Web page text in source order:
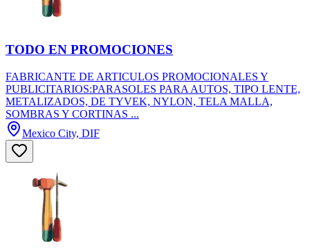
TODO EN PROMOCIONES
FABRICANTE DE ARTICULOS PROMOCIONALES Y
PUBLICITARIOS:PARASOLES PARA AUTOS, TIPO LENTE,
METALIZADOS, DE TYVEK, NYLON, TELA MALLA,
SOMBRAS Y CORTINAS ...
Mexico City, DIF